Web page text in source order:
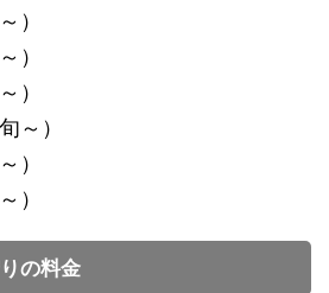
）
）
）
～）
）
）
の料金